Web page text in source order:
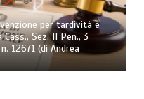
civile – Trimestre n.